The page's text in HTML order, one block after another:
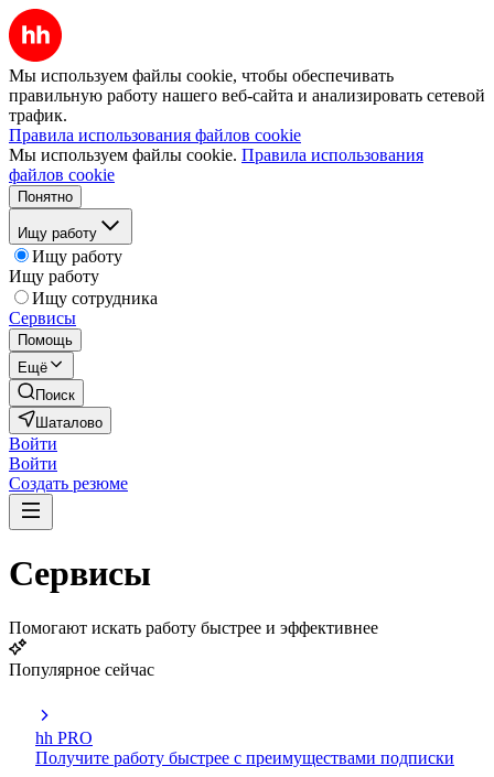
Мы используем файлы cookie, чтобы обеспечивать
правильную работу нашего веб-сайта и анализировать сетевой
трафик.
Правила использования файлов cookie
Мы используем файлы cookie. Правила использования
файлов cookie
Понятно
Ищу работу
Ищу работу
Ищу работу
Ищу сотрудника
Сервисы
Помощь
Ещё
Поиск
Шаталово
Войти
Войти
Создать резюме
Сервисы
Помогают искать работу быстрее и эффективнее
Популярное сейчас
hh PRO
Получите работу быстрее с преимуществами подписки